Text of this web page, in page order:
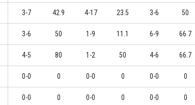
3-7 42.9 4-17 23.5 3-6 50
3-6 50 1-9 11.1 6-9 66.7
4-5 80 1-2 50 4-6 66.7
0-0 0 0-0 0 0-0 0
0-0 0 0-0 0 0-0 0